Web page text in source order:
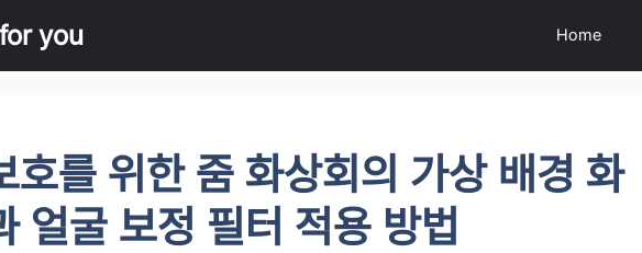
you Home
호를 위한 줌 화상회의 가상 배경 화
얼굴 보정 필터 적용 방법